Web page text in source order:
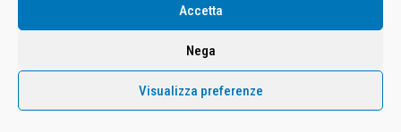
Accetta
Nega
Visualizza preferenze
Euro 12.500.000 i.v. - C.F. e Iscr. Reg. Imp. Monza e Brianza 02137480964 - R.E.A. MB-1370021 -
P.IVA. 11005760159 - Direzione e coordinamento art. 2497 C.C. DECATHLON SA, Villeneuve